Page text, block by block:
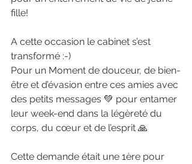
fille!
A cette occasion le cabinet s’est
transformé :-)
Pour un Moment de douceur, de bien-
être et d’évasion entre ces amies avec
des petits messages 💚 pour entamer
leur week-end dans la légèreté du
corps, du cœur et de l’esprit 🙏
Cette demande était une 1ère pour